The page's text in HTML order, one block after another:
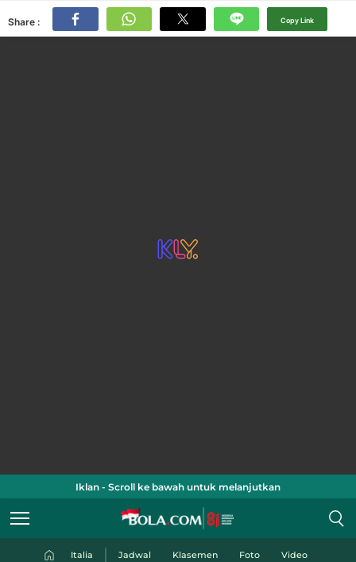
Share : Copy Link
Iklan - Scroll ke bawah untuk melanjutkan
Italia Jadwal Klasemen Foto Video